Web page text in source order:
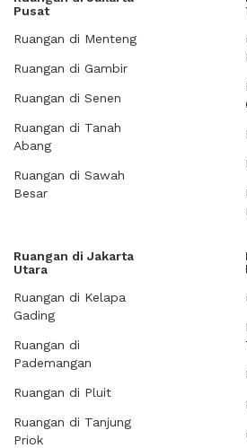
Pusat
Ruangan di Menteng
Ruangan di Gambir
Ruangan di Senen
Ruangan di Tanah
Abang
Ruangan di Sawah
Besar
Ruangan di Jakarta
Utara
Ruangan di Kelapa
Gading
Ruangan di
Pademangan
Ruangan di Pluit
Ruangan di Tanjung
Priok